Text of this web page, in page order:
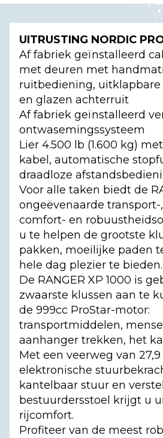
UITRUSTING NORDIC
Af fabriek geïnstalleerd
met deuren met
ruitbediening,
en glazen achterruit
Af fabriek geïnstalleerd
ontwasemingssysteem
Lier 4.500 lb (1.600 kg)
kabel, automatische
draadloze
Voor alle taken biedt de
ongeëvenaarde transport-
comfort- en
u te helpen de grootste
pakken, moeilijke paden
hele dag plezier te bieden.
De RANGER XP 1000 is
zwaarste klussen aan te
de 999cc ProStar-motor:
transportmiddelen,
aanhanger trekken, het
Met een veerweg van 27,9
elektronische
kantelbaar stuur en
bestuurdersstoel krijgt u
rijcomfort.
Profiteer van de meest